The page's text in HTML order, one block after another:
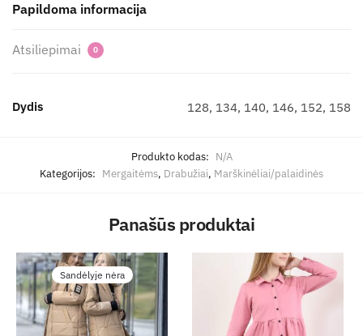
Papildoma informacija
Atsiliepimai 0
Dydis 128, 134, 140, 146, 152, 158
Produkto kodas: N/A
Kategorijos: Mergaitėms, Drabužiai, Marškinėliai/palaidinės
Panašūs produktai
Sandėlyje nėra